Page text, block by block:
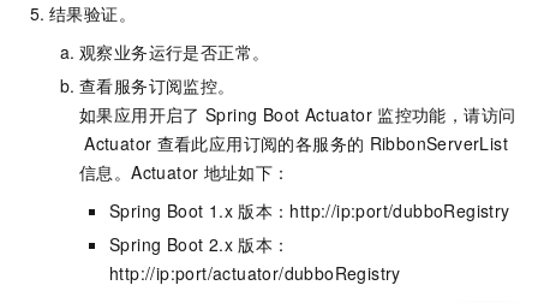
结果验证。
观察业务运行是否正常。
查看服务订阅监控。
如果应用开启了 Spring Boot Actuator 监控功能，请访问
Actuator 查看此应用订阅的各服务的 RibbonServerList
信息。Actuator 地址如下：
Spring Boot 1.x 版本：http://ip:port/dubboRegistry
Spring Boot 2.x 版本：
http://ip:port/actuator/dubboRegistry